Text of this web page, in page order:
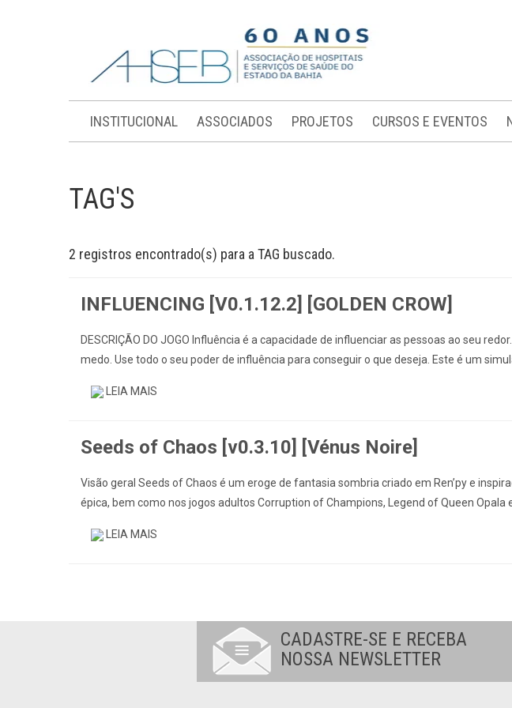
INSTITUCIONAL ASSOCIADOS PROJETOS CURSOS E EVENTOS
TAG'S
2 registros encontrado(s) para a TAG buscado.
INFLUENCING [V0.1.12.2] [GOLDEN CROW]
DESCRIÇÃO DO JOGO Influência é a capacidade de influenciar as pessoas ao seu
medo. Use todo o seu poder de influência para conseguir o que deseja. Este é um
LEIA MAIS
Seeds of Chaos [v0.3.10] [Vénus Noire]
Visão geral Seeds of Chaos é um eroge de fantasia sombria criado em Ren’py e
épica, bem como nos jogos adultos Corruption of Champions, Legend of Queen Opala
LEIA MAIS
CADASTRE-SE E RECEBA
NOSSA NEWSLETTER